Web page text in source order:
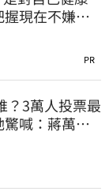
現在不嫌
PR
？3萬人投票最
喊：蔣萬安